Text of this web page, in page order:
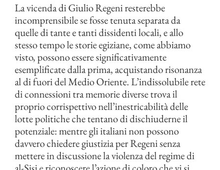
La vicenda di Giulio Regeni resterebbe
incomprensibile se fosse tenuta separata da
quelle di tante e tanti dissidenti locali, e allo
stesso tempo le storie egiziane, come abbiamo
visto, possono essere significativamente
esemplificate dalla prima, acquistando risonanza
al di fuori del Medio Oriente. L’indissolubile rete
di connessioni tra memorie diverse trova il
proprio corrispettivo nell’inestricabilità delle
lotte politiche che tentano di dischiuderne il
potenziale: mentre gli italiani non possono
davvero chiedere giustizia per Regeni senza
mettere in discussione la violenza del regime di